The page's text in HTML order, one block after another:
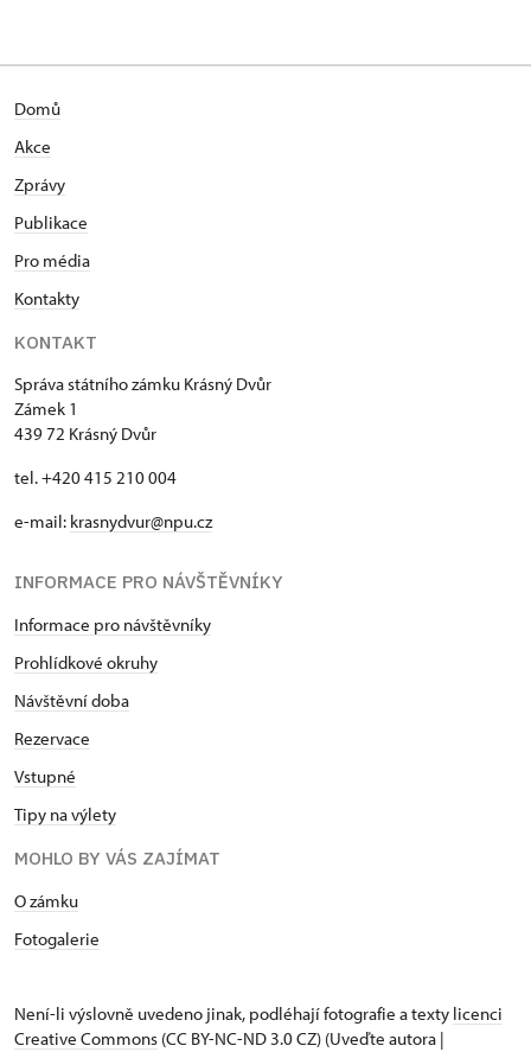
Domů
Akce
Zprávy
Publikace
Pro média
Kontakty
KONTAKT
Správa státního zámku Krásný Dvůr
Zámek 1
439 72 Krásný Dvůr
tel. +420 415 210 004
e-mail: krasnydvur@npu.cz
INFORMACE PRO NÁVŠTĚVNÍKY
Informace pro návštěvníky
Prohlídkové okruhy
Návštěvní doba
Rezervace
Vstupné
Tipy na výlety
MOHLO BY VÁS ZAJÍMAT
O zámku
Fotogalerie
Není-li výslovně uvedeno jinak, podléhají fotografie a texty licenci
Creative Commons (CC BY-NC-ND 3.0 CZ) (Uveďte autora |